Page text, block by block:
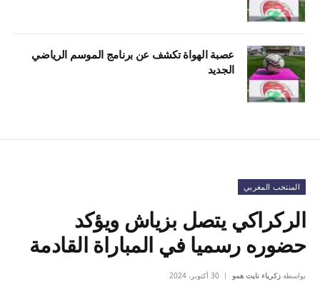
عصبة الهواة تكشف عن برنامج الموسم الرياضي
الجديد
المنتخب المغربي
الركراكي يتصل بزياش ويؤكد
حضوره رسميا في المباراة القادمة
بواسطة زكرياء نايت همو 30 أكتوبر، 2024